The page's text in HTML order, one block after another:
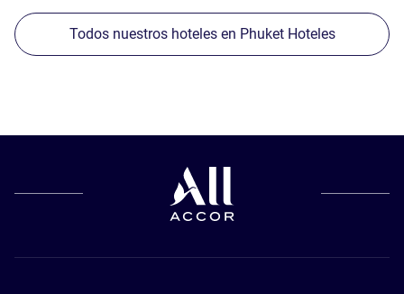
Todos nuestros hoteles en Phuket Hoteles